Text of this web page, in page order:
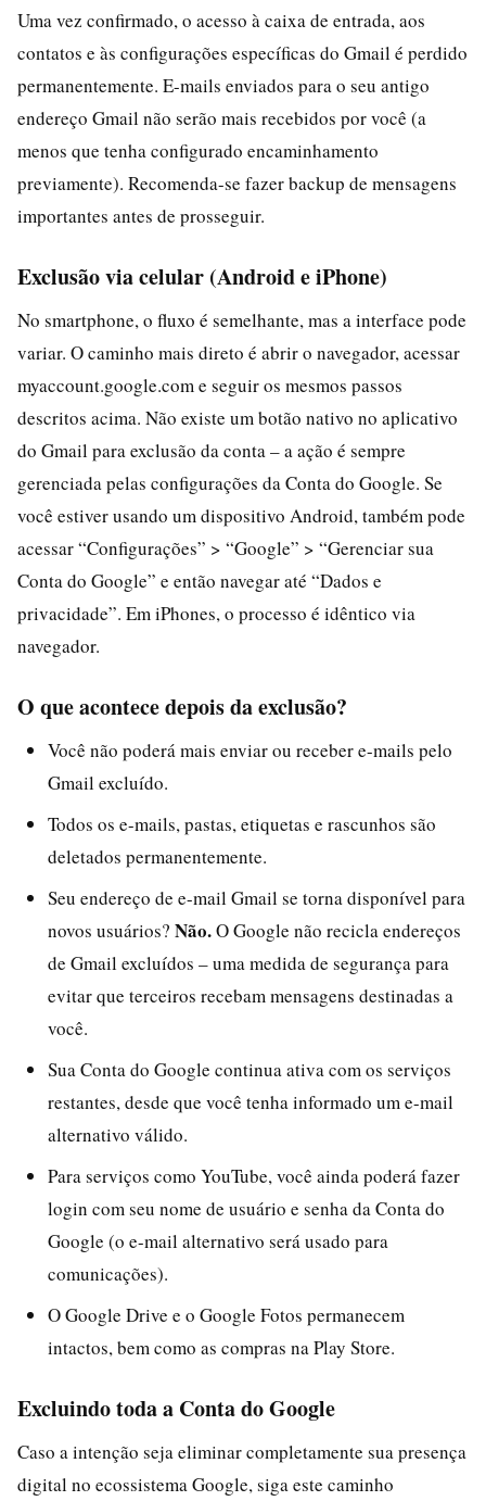
Uma vez confirmado, o acesso à caixa de entrada, aos
contatos e às configurações específicas do Gmail é perdido
permanentemente. E-mails enviados para o seu antigo
endereço Gmail não serão mais recebidos por você (a
menos que tenha configurado encaminhamento
previamente). Recomenda-se fazer backup de mensagens
importantes antes de prosseguir.
Exclusão via celular (Android e iPhone)
No smartphone, o fluxo é semelhante, mas a interface pode
variar. O caminho mais direto é abrir o navegador, acessar
myaccount.google.com e seguir os mesmos passos
descritos acima. Não existe um botão nativo no aplicativo
do Gmail para exclusão da conta – a ação é sempre
gerenciada pelas configurações da Conta do Google. Se
você estiver usando um dispositivo Android, também pode
acessar “Configurações” > “Google” > “Gerenciar sua
Conta do Google” e então navegar até “Dados e
privacidade”. Em iPhones, o processo é idêntico via
navegador.
O que acontece depois da exclusão?
Você não poderá mais enviar ou receber e-mails pelo
Gmail excluído.
Todos os e-mails, pastas, etiquetas e rascunhos são
deletados permanentemente.
Seu endereço de e-mail Gmail se torna disponível para
novos usuários? Não.O Google não recicla endereços
de Gmail excluídos – uma medida de segurança para
evitar que terceiros recebam mensagens destinadas a
você.
Sua Conta do Google continua ativa com os serviços
restantes, desde que você tenha informado um e-mail
alternativo válido.
Para serviços como YouTube, você ainda poderá fazer
login com seu nome de usuário e senha da Conta do
Google (o e-mail alternativo será usado para
comunicações).
O Google Drive e o Google Fotos permanecem
intactos, bem como as compras na Play Store.
Excluindo toda a Conta do Google
Caso a intenção seja eliminar completamente sua presença
digital no ecossistema Google, siga este caminho